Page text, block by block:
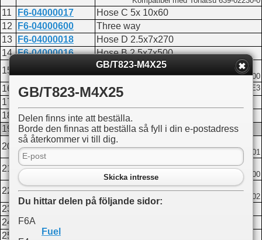
11 F6-04000017
Hose C 5x 10x60
12
F6-04000600
Three way
13
F6-04000018
Hose D 2.5x7x270
14 F6-04000016
Hose B 2.5x7x500
15
Fuel pump assembly
Kompatibel med Yamaha 68T-24410-00
16 F4-04090009 O-ring Kompatibel med Yamaha 93210-27ME3
17
18
T6-03000002
PIPE
19
GB/T823-M4X25
Screw M4x25
20
F4-04090003 Fuel pump cover
Kompatibel med Yamaha 67D-24414-01
21 F4-04090004 Upper diaphragm
Kompatibel med Yamaha 66M-24471-00
22 F4-04090100A Fuel pump cover
Kompatibel med Yamaha 67D-24413-02
23
Valve "B"
24
F4-04090002A
25
F4-04090003A
GB/T823-M4X25
GB/T823-M4X25
Delen finns inte att beställa.
Borde den finnas att beställa så fyll i din e-postadress
så återkommer vi till dig.
Skicka intresse
Du hittar delen på följande sidor:
F6A
Fuel